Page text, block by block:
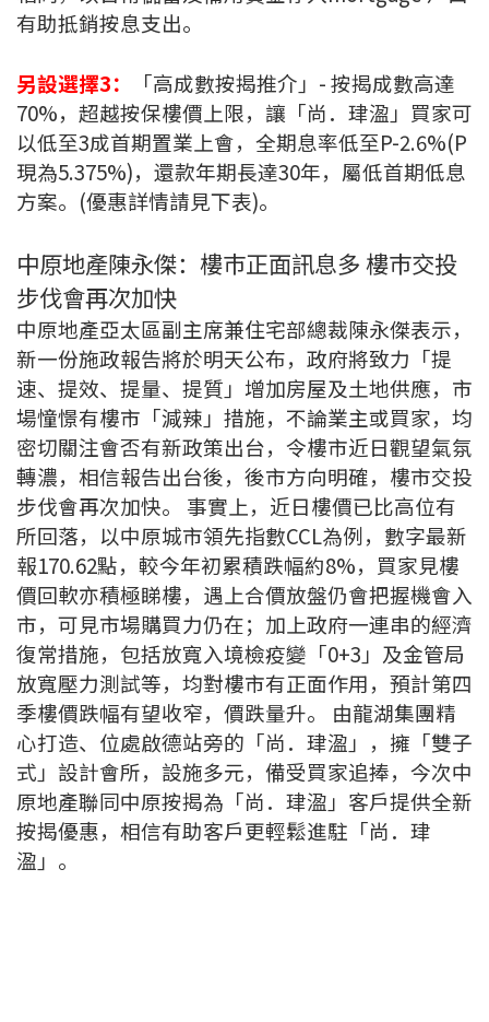
條款及細則 私隱政策聲明
有助抵銷按息支出。
另設選擇3：
「高成數按揭推介」- 按揭成數高達
70%，超越按保樓價上限，讓「尚．珒溋」買家可
以低至3成首期置業上會，全期息率低至P-2.6%(P
現為5.375%)，還款年期長達30年，屬低首期低息
方案。(優惠詳情請見下表)。
中原地產陳永傑：樓巿正面訊息多 樓巿交投
步伐會再次加快
中原地產亞太區副主席兼住宅部總裁陳永傑表示，
新一份施政報告將於明天公布，政府將致力「提
速、提效、提量、提質」增加房屋及土地供應，市
場憧憬有樓市「減辣」措施，不論業主或買家，均
密切關注會否有新政策出台，令樓市近日觀望氣氛
轉濃，相信報告出台後，後市方向明確，樓市交投
步伐會再次加快。 事實上，近日樓價已比高位有
所回落，以中原城市領先指數CCL為例，數字最新
報170.62點，較今年初累積跌幅約8%，買家見樓
價回軟亦積極睇樓，遇上合價放盤仍會把握機會入
市，可見市場購買力仍在；加上政府一連串的經濟
復常措施，包括放寬入境檢疫變「0+3」及金管局
放寬壓力測試等，均對樓市有正面作用，預計第四
季樓價跌幅有望收窄，價跌量升。 由龍湖集團精
心打造、位處啟德站旁的「尚．珒溋」，擁「雙子
式」設計會所，設施多元，備受買家追捧，今次中
原地產聯同中原按揭為「尚．珒溋」客戶提供全新
按揭優惠，相信有助客戶更輕鬆進駐「尚．珒
溋」。